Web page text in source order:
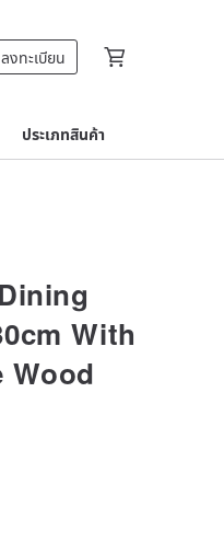
งทะเบียน
ประเภทสินค้า
With
Wood